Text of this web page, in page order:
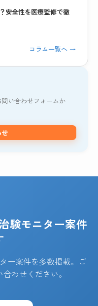
安全性を医療監修で徹
コラム一覧へ →
い合わせフォームか
験モニター案件
ー案件を多数掲載。ご
わせください。